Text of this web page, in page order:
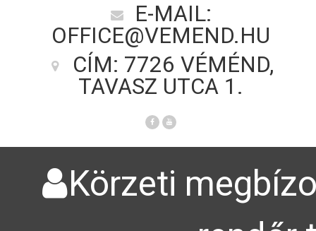
E-MAIL:
OFFICE@VEMEND.HU
CÍM: 7726 VÉMÉND,
TAVASZ UTCA 1.
Körzeti